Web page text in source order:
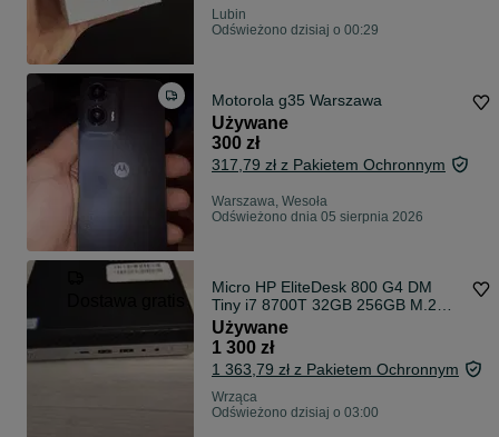
Lubin
Odświeżono dzisiaj o 00:29
Motorola g35 Warszawa
Używane
300 zł
317,79 zł z Pakietem Ochronnym
Warszawa, Wesoła
Odświeżono dnia 05 sierpnia 2026
Micro HP EliteDesk 800 G4 DM
Tiny i7 8700T 32GB 256GB M.2
NVMe Win11
Używane
1 300 zł
1 363,79 zł z Pakietem Ochronnym
Wrząca
Odświeżono dzisiaj o 03:00